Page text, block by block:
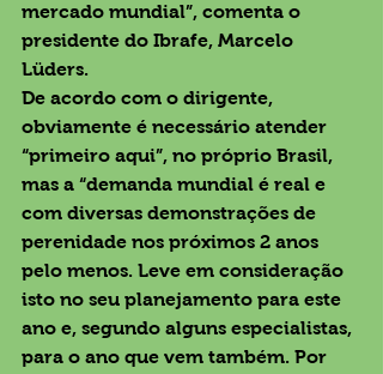
mercado mundial”, comenta o
presidente do Ibrafe, Marcelo
Lüders.
De acordo com o dirigente,
obviamente é necessário atender
“primeiro aqui”, no próprio Brasil,
mas a “demanda mundial é real e
com diversas demonstrações de
perenidade nos próximos 2 anos
pelo menos. Leve em consideração
isto no seu planejamento para este
ano e, segundo alguns especialistas,
para o ano que vem também. Por